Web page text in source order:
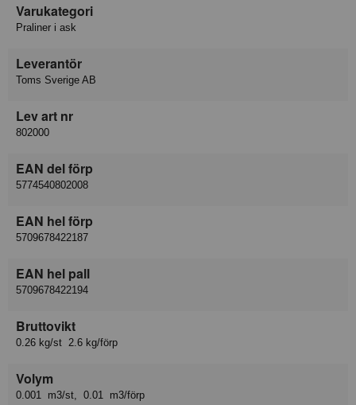
Varukategori
Praliner i ask
Leverantör
Toms Sverige AB
Lev art nr
802000
EAN del förp
5774540802008
EAN hel förp
5709678422187
EAN hel pall
5709678422194
Bruttovikt
0.26 kg/st 2.6 kg/förp
Volym
0.001 m3/st, 0.01 m3/förp